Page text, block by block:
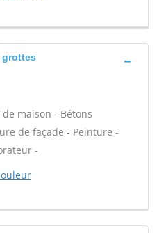
grottes
maison - Bétons
de façade - Peinture -
-